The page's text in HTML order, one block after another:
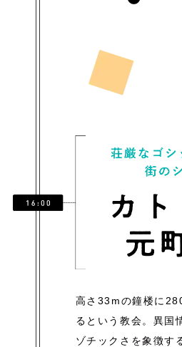
高さ33mの鐘楼に
るという教会。異国
ゾチックさを象徴す